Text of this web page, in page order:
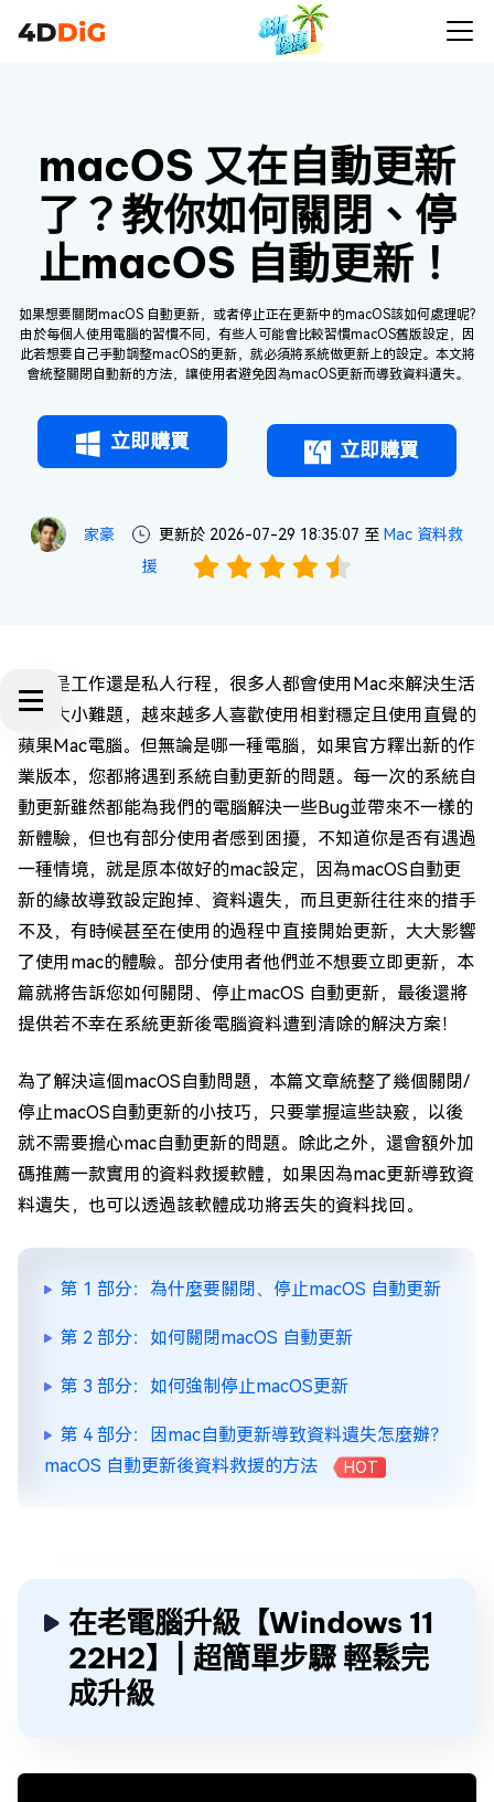
macOS 又在自動更新
了？教你如何關閉、停
止macOS 自動更新！
如果想要關閉macOS 自動更新，或者停止正在更新中的macOS該如何處理呢?
由於每個人使用電腦的習慣不同，有些人可能會比較習慣macOS舊版設定，因
此若想要自己手動調整macOS的更新，就必須將系統做更新上的設定。本文將
會統整關閉自動新的方法，讓使用者避免因為macOS更新而導致資料遺失。
立即購買 立即購買
家豪 更新於 2026-07-29 18:35:07 至 Mac 資料救
援
不論是工作還是私人行程，很多人都會使用Mac來解決生活
上的大小難題，越來越多人喜歡使用相對穩定且使用直覺的
蘋果Mac電腦。但無論是哪一種電腦，如果官方釋出新的作
業版本，您都將遇到系統自動更新的問題。每一次的系統自
動更新雖然都能為我們的電腦解決一些Bug並帶來不一樣的
新體驗，但也有部分使用者感到困擾，不知道你是否有遇過
一種情境，就是原本做好的mac設定，因為macOS自動更
新的緣故導致設定跑掉、資料遺失，而且更新往往來的措手
不及，有時候甚至在使用的過程中直接開始更新，大大影響
了使用mac的體驗。部分使用者他們並不想要立即更新，本
篇就將告訴您如何關閉、停止macOS 自動更新，最後還將
提供若不幸在系統更新後電腦資料遭到清除的解決方案！
為了解決這個macOS自動問題，本篇文章統整了幾個關閉/
停止macOS自動更新的小技巧，只要掌握這些訣竅，以後
就不需要擔心mac自動更新的問題。除此之外，還會額外加
碼推薦一款實用的資料救援軟體，如果因為mac更新導致資
料遺失，也可以透過該軟體成功將丟失的資料找回。
第 1 部分：為什麼要關閉、停止macOS 自動更新
第 2 部分：如何關閉macOS 自動更新
第 3 部分：如何強制停止macOS更新
第 4 部分：因mac自動更新導致資料遺失怎麼辦？
macOS 自動更新後資料救援的方法
HOT
在老電腦升級【Windows 11
22H2】| 超簡單步驟 輕鬆完
成升級